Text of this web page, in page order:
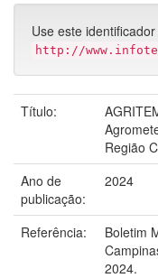
Use este
http://
Título:
Região
Ano de
publicação:
2024
Referência:
Boletim
2024.